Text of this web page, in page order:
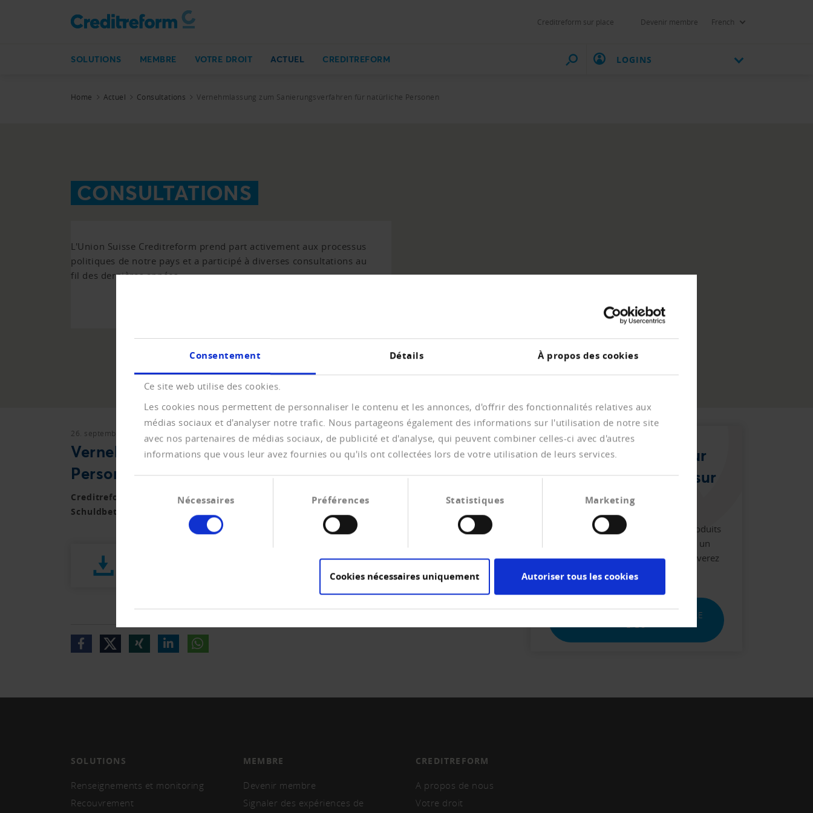
Consentement Détails À propos des cookies
Ce site web utilise des cookies.
Les cookies nous permettent de personnaliser le contenu et les annonces, d'offrir des fonctionnalités relatives aux
médias sociaux et d'analyser notre trafic. Nous partageons également des informations sur l'utilisation de notre site
avec nos partenaires de médias sociaux, de publicité et d'analyse, qui peuvent combiner celles-ci avec d'autres
informations que vous leur avez fournies ou qu'ils ont collectées lors de votre utilisation de leurs services.
consentement
Nécessaires Préférences Statistiques Marketing
Cookies nécessaires uniquement Autoriser tous les cookies
Creditreform sur place Devenir membre French
SOLUTIONS MEMBRE VOTRE DROIT ACTUEL CREDITREFORM LOGINS
Home Actuel Consultations Vernehmlassung zum Sanierungsverfahren für natürliche Personen
CONSULTATIONS
L'Union Suisse Creditreform prend part activement aux processus
politiques de notre pays et a participé à diverses consultations au
fil des dernières années.
26. septembre 2022
Vernehmlassung zum Sanierungsverfahren für natürliche
Personen
Creditreform sowie weitere Branchenverbände haben zur Änderung des Bundesgesetzes über
Schuldbetreibung und Konkurs Stellung genommen und lehnen diese ab.
Nous sommes là pour
vous : Creditreform sur
place
Vous avez des questions sur nos produits
et nos solutions ? Nous nous ferons un
plaisir de vous conseiller. Vous trouverez
ici votre interlocuteur personnel.
ENTREZ LE CODE POSTAL / LE
LIEU
SOLUTIONS
Renseignements et monitoring
Recouvrement
MEMBRE
Devenir membre
Signaler des expériences de
CREDITREFORM
A propos de nous
Votre droit